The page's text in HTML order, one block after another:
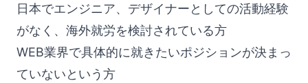
日本でエンジニア、デザイナーとしての活動経験
がなく、海外就労を検討されている方
WEB業界で具体的に就きたいポジションが決まっ
ていないという方